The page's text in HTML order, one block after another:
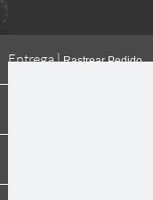
Entrega |Rastrear Pedido